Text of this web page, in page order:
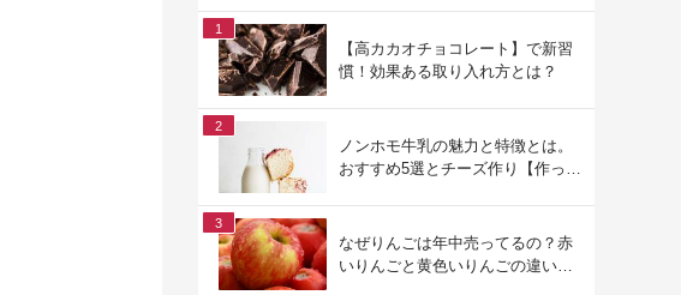
1
【高カカオチョコレート】で新習
慣！効果ある取り入れ方とは？
2
ノンホモ牛乳の魅力と特徴とは。
おすすめ5選とチーズ作り【作って
3
なぜりんごは年中売ってるの？赤
いりんごと黄色いりんごの違いは